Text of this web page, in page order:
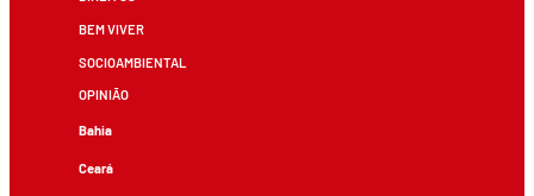
BEM VIVER
SOCIOAMBIENTAL
OPINIÃO
Bahia
Ceará